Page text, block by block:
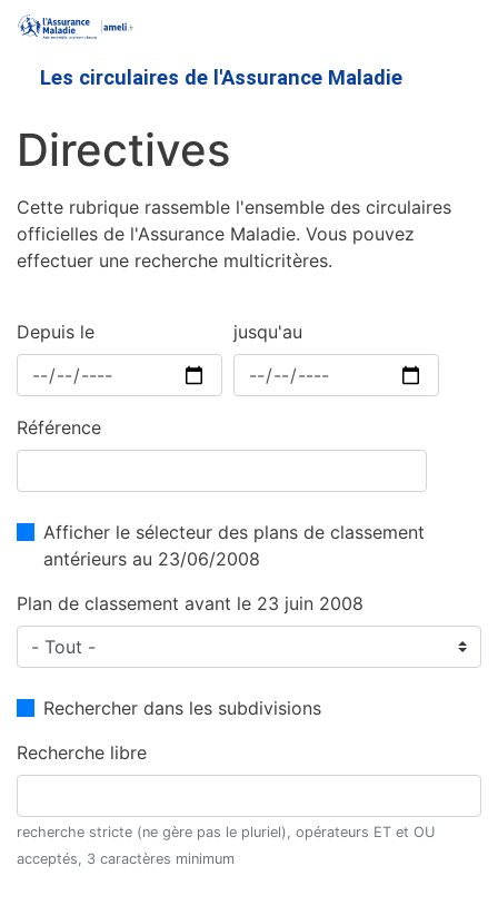
contenu
Les circulaires de l'Assurance Maladie
Directives
Cette rubrique rassemble l'ensemble des circulaires
officielles de l'Assurance Maladie. Vous pouvez
effectuer une recherche multicritères.
Depuis le jusqu'au
Référence
Afficher le sélecteur des plans de classement
antérieurs au 23/06/2008
Plan de classement avant le 23 juin 2008
Rechercher dans les subdivisions
Recherche libre
recherche stricte (ne gère pas le pluriel), opérateurs ET et OU
acceptés, 3 caractères minimum